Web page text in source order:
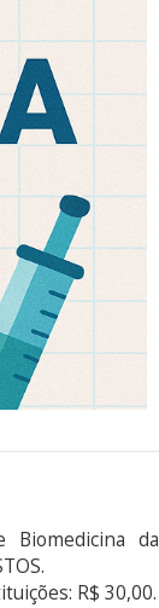
da
R$ 30,00.